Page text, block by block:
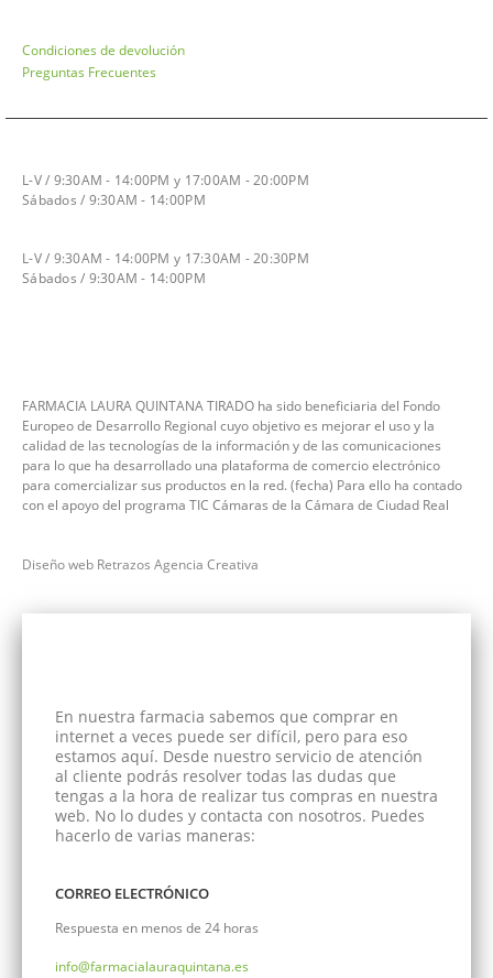
Condiciones de devolución
Preguntas Frecuentes
L-V / 9:30AM - 14:00PM y 17:00AM - 20:00PM
Sábados / 9:30AM - 14:00PM
L-V / 9:30AM - 14:00PM y 17:30AM - 20:30PM
Sábados / 9:30AM - 14:00PM
FARMACIA LAURA QUINTANA TIRADO ha sido beneficiaria del Fondo
Europeo de Desarrollo Regional cuyo objetivo es mejorar el uso y la
calidad de las tecnologías de la información y de las comunicaciones
para lo que ha desarrollado una plataforma de comercio electrónico
para comercializar sus productos en la red. (fecha) Para ello ha contado
con el apoyo del programa TIC Cámaras de la Cámara de Ciudad Real
Diseño web Retrazos Agencia Creativa
En nuestra farmacia sabemos que comprar en
internet a veces puede ser difícil, pero para eso
estamos aquí. Desde nuestro servicio de atención
al cliente podrás resolver todas las dudas que
tengas a la hora de realizar tus compras en nuestra
web. No lo dudes y contacta con nosotros. Puedes
hacerlo de varias maneras:
CORREO ELECTRÓNICO
Respuesta en menos de 24 horas
info@farmacialauraquintana.es